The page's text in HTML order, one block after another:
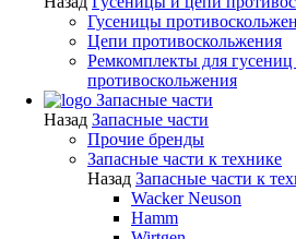
Гусеницы
Цепи противоскольжения
Ремкомплекты для
противоскольжения
Запасные части
Назад Запасные части
Прочие бренды
Запасные части к технике
Назад Запасные части к
Wacker Neuson
Hamm